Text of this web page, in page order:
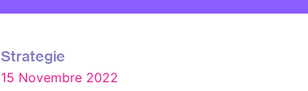
Strategie
15 Novembre 2022